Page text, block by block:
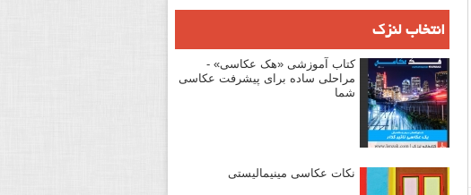
انتخاب لنزک
کتاب آموزشی «هک عکاسی» -
مراحلی ساده برای پیشرفت عکاسی
شما
نکات عکاسی مینیمالیستی